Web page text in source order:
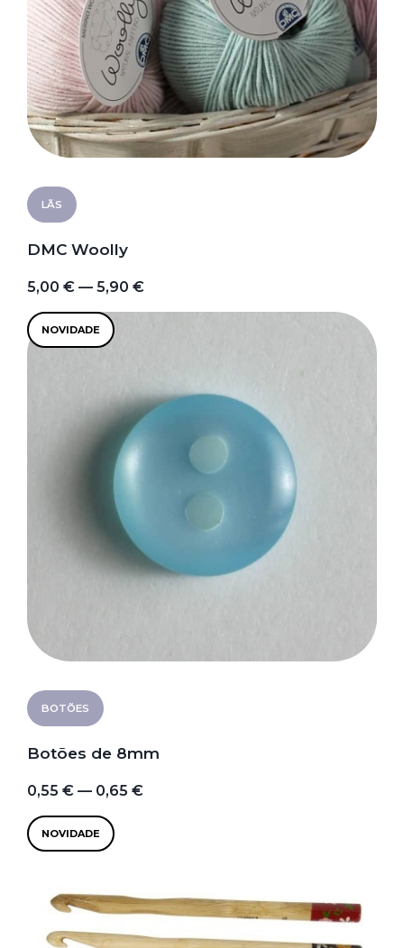
LÃS
DMC Woolly
5,00 € — 5,90 €
NOVIDADE
BOTÕES
Botões de 8mm
0,55 € — 0,65 €
NOVIDADE